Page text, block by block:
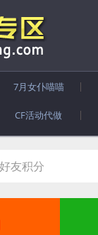
7月女仆喵喵
CF活动代做